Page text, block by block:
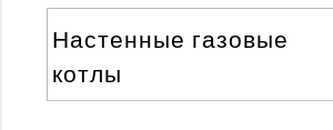
Настенные газовые
котлы